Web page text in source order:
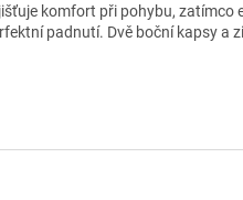
komfort při pohybu, zatímco
padnutí. Dvě boční kapsy a